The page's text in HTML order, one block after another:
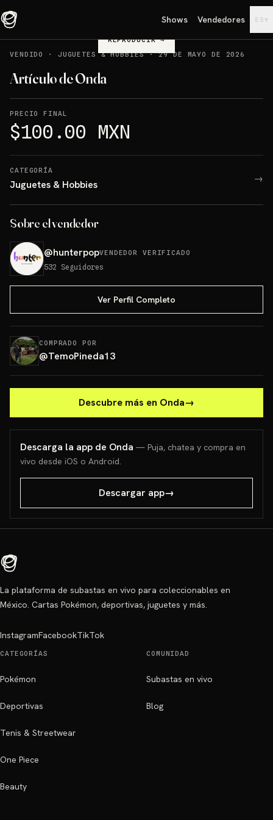
Shows Vendedores ES ▾
REPRODUCIR→
VENDIDO
· JUGUETES & HOBBIES·29 DE MAYO DE 2026
Artículo de Onda
PRECIO FINAL
$100.00 MXN
CATEGORÍA
Juguetes & Hobbies →
Sobre el vendedor
@hunterpopVENDEDOR VERIFICADO
532 Seguidores
Ver Perfil Completo
COMPRADO POR
@TemoPineda13
Descubre más en Onda→
Descarga la app de Onda — Puja, chatea y compra en
vivo desde iOS o Android.
Descargar app→
La plataforma de subastas en vivo para coleccionables en
México. Cartas Pokémon, deportivas, juguetes y más.
InstagramFacebookTikTok
CATEGORÍAS
Pokémon
Deportivas
Tenis & Streetwear
One Piece
Beauty
COMUNIDAD
Subastas en vivo
Blog